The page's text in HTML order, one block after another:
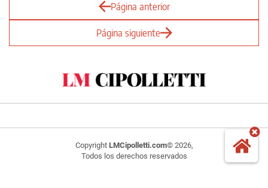
Página anterior
Página siguiente
Copyright LMCipolletti.com© 2026,
Todos los derechos reservados